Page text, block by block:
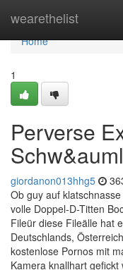
wearethelist
Home
Home
1
Perverse
giordanon013hhg5
Ob guy auf
volle Doppel-D-Titten
Fileür diese Fileälle hat
Deutschlands,
kostenlose Pornos mit
Kamera knallhart